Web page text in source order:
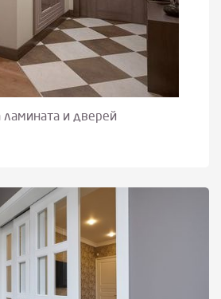
ламината и дверей